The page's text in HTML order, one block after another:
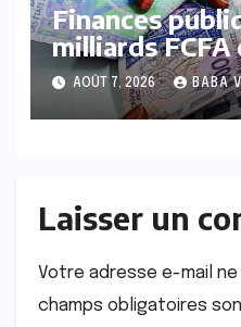
Finances
milliards FCFA
de la Direction
Financements
AOÛT 7, 2026 BABA
Laisser un
Votre adresse e-mail
champs obligatoires